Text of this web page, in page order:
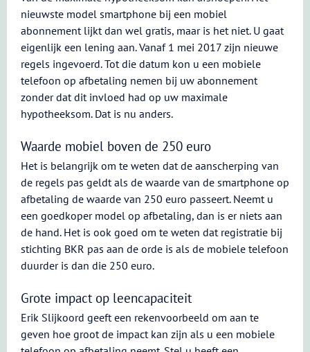
nieuwste model smartphone bij een mobiel
abonnement lijkt dan wel gratis, maar is het niet. U gaat
eigenlijk een lening aan. Vanaf 1 mei 2017 zijn nieuwe
regels ingevoerd. Tot die datum kon u een mobiele
telefoon op afbetaling nemen bij uw abonnement
zonder dat dit invloed had op uw maximale
hypotheeksom. Dat is nu anders.
Waarde mobiel boven de 250 euro
Het is belangrijk om te weten dat de aanscherping van
de regels pas geldt als de waarde van de smartphone op
afbetaling de waarde van 250 euro passeert. Neemt u
een goedkoper model op afbetaling, dan is er niets aan
de hand. Het is ook goed om te weten dat registratie bij
stichting BKR pas aan de orde is als de mobiele telefoon
duurder is dan die 250 euro.
Grote impact op leencapaciteit
Erik Slijkoord geeft een rekenvoorbeeld om aan te
geven hoe groot de impact kan zijn als u een mobiele